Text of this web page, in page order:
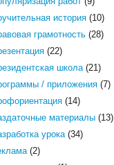
история(10)
грамотность(28)
(22)
школа(21)
/ приложения(7)
(14)
материалы(13)
урока(34)
(2)